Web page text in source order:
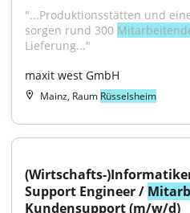
"...Produktionsstätten und
sorgen rund 300
Lieferung..."
maxit west GmbH
Mainz, Raum Rüsselsheim
(Wirtschafts-
Support Engineer /
Kundensupport (m/w/d)